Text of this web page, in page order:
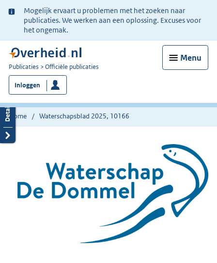
Ter
informatie:
Mogelijk ervaart u problemen met het zoeken naar
publicaties. We werken aan een oplossing. Excuses voor
het ongemak.
Menu
U
bent
nu
hier:
Publicaties Officiële publicaties
Inloggen
Home Waterschapsblad 2025, 10166